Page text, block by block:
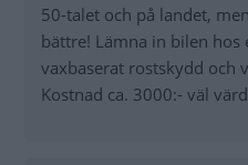
50-talet och på landet,
bättre! Lämna in bilen hos
vaxbaserat rostskydd och
Kostnad ca. 3000:- väl